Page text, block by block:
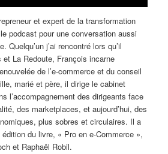
et expert de la transformation
podcast pour une conversation aussi
Quelqu’un j’ai rencontré lors qu’il
La Redoute, François incarne
de l’e-commerce et du conseil
marié et père, il dirige le cabinet
l’accompagnement des dirigeants face
des marketplaces, et aujourd’hui, des
plus sobres et circulaires. Il a
du livre, « Pro en e-Commerce »,
et Raphaël Robil.